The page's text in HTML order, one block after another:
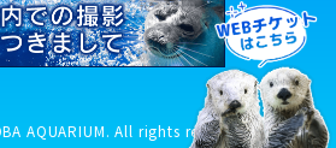
AQUARIUM. All rights reserved.